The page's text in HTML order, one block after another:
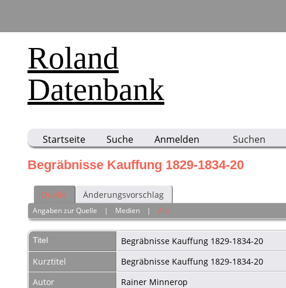
Roland
Datenbank
Startseite Suche Anmelden Suchen
Begräbnisse Kauffung 1829-1834-20
Quelle Änderungsvorschlag
Angaben zur Quelle | Medien |Alle
Titel
Begräbnisse Kauffung 1829-1834-20
Kurztitel
Begräbnisse Kauffung 1829-1834-20
Autor
Rainer Minnerop